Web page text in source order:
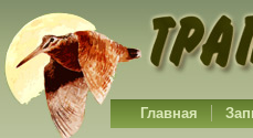
Главная